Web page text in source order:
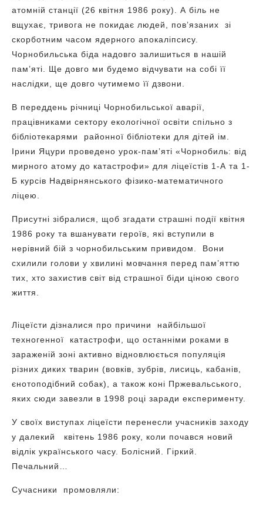
атомній станції (26 квітня 1986 року). А біль не
вщухає, тривога не покидає людей, пов’язаних зі
скорботним часом ядерного апокаліпсису.
Чорнобильська біда надовго залишиться в нашій
пам’яті. Ще довго ми будемо відчувати на собі її
наслідки, ще довго чутимемо її дзвони.
В переддень річниці Чорнобильської аварії,
працівниками сектору екологічної освіти спільно з
бібліотекарями районної бібліотеки для дітей ім.
Ірини Яцури проведено урок-пам’яті «Чорнобиль: від
мирного атому до катастрофи» для ліцеїстів 1-А та 1-
Б курсів Надвірнянського фізико-математичного
ліцею.
Присутні зібралися, щоб згадати страшні події квітня
1986 року та вшанувати героїв, які вступили в
нерівний бій з чорнобильським привидом. Вони
схилили голови у хвилині мовчання перед пам’яттю
тих, хто захистив світ від страшної біди ціною свого
життя.
Ліцеїсти дізналися про причини найбільшої
техногенної катастрофи, що останніми роками в
зараженій зоні активно відновлюється популяція
різних диких тварин (вовків, зубрів, лисиць, кабанів,
єнотоподібний собак), а також коні Пржевальського,
яких сюди завезли в 1998 році заради експерименту.
У своїх виступах ліцеїсти перенесли учасників заходу
у далекий квітень 1986 року, коли почався новий
відлік українського часу. Болісний. Гіркий.
Печальний…
Сучасники промовляли: